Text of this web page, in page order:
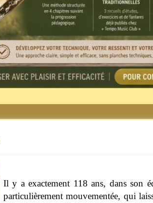
Il y a exactement 118 ans, dans son
particulièrement mouvementée, qui